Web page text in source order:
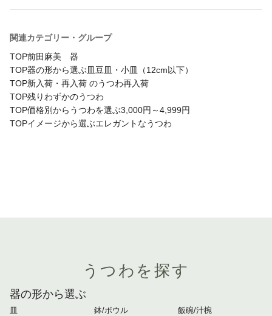
関連カテゴリー・グループ
TOP前田麻美 器
TOP器の形から選ぶ皿豆皿・小皿（12cm以下）
TOP新入荷・再入荷 のうつわ再入荷
TOP残りわずかのうつわ
TOP価格別からうつわを選ぶ3,000円～4,999円
TOPイメージから選ぶエレガントなうつわ
うつわを探す
器の形から選ぶ
皿 鉢/ボウル 飯碗/汁椀